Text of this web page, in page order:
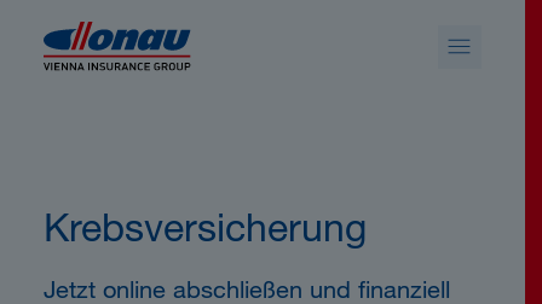
Krebsversicherung
Jetzt online abschließen und finanziell